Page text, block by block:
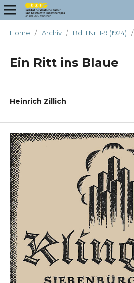
Home / Archiv / Bd. 1 Nr. 1-9 (1924) /
Ein Ritt ins Blaue
Heinrich Zillich